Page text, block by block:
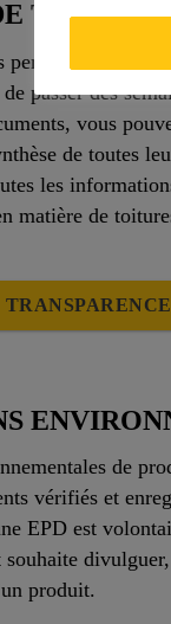
permet de
passer des
vous
de toutes
les
matière de
de
vérifiés et
EPD est
produit.